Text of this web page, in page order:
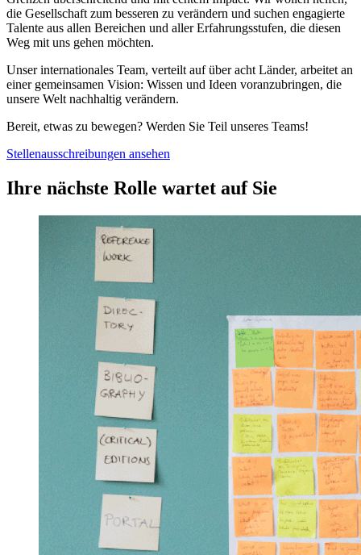
die Gesellschaft zum besseren zu verändern und suchen engagierte
Talente aus allen Bereichen und aller Erfahrungsstufen, die diesen
Weg mit uns gehen möchten.
Unser internationales Team, verteilt auf über acht Länder, arbeitet an
einer gemeinsamen Vision: Wissen und Ideen voranzubringen, die
unsere Welt nachhaltig verändern.
Bereit, etwas zu bewegen? Werden Sie Teil unseres Teams!
Stellenausschreibungen ansehen
Ihre nächste Rolle wartet auf Sie